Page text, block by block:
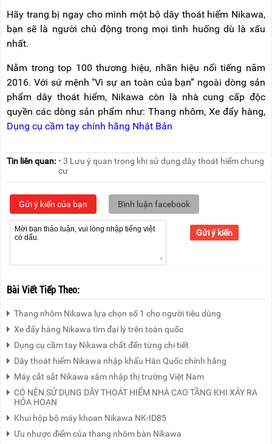
Hãy trang bị ngay cho mình một bộ dây thoát hiểm Nikawa,
bạn sẽ là người chủ động trong mọi tình huống dù là xấu
nhất.
Nằm trong top 100 thương hiệu, nhãn hiệu nổi tiếng năm
2016. Với sứ mệnh "Vì sự an toàn của bạn” ngoài dòng sản
phẩm dây thoát hiểm, Nikawa còn là nhà cung cấp độc
quyền các dòng sản phẩm như: Thang nhôm, Xe đẩy hàng,
Dụng cụ cầm tay chính hãng Nhật Bản
Tin liên quan: • 3 Lưu ý quan trọng khi sử dụng dây thoát hiểm chung
cư
Gửi ý kiến của bạn Bình luận facebook
Gửi ý kiến
Bài Viết Tiếp Theo:
Thang nhôm Nikawa lựa chọn số 1 cho người tiêu dùng
Xe đẩy hàng Nikawa tìm đại lý trên toàn quốc
Dụng cụ cầm tay Nikawa chất đến từng chi tiết
Dây thoát hiểm Nikawa nhập khẩu Hàn Quốc chính hãng
Máy cắt sắt Nikawa xâm nhập thị trường Việt Nam
CÓ NÊN SỬ DỤNG DÂY THOÁT HIỂM NHÀ CAO TẦNG KHI XẢY RA
HỎA HOẠN
Khui hộp bộ máy khoan Nikawa NK-ID85
Ưu nhược điểm của thang nhôm bàn Nikawa